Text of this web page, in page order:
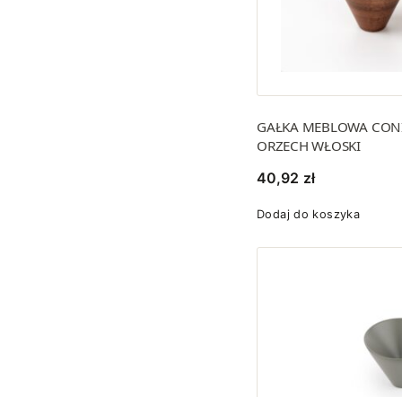
GAŁKA MEBLOWA
ORZECH WŁOSKI
40,92 zł
Dodaj do koszyka